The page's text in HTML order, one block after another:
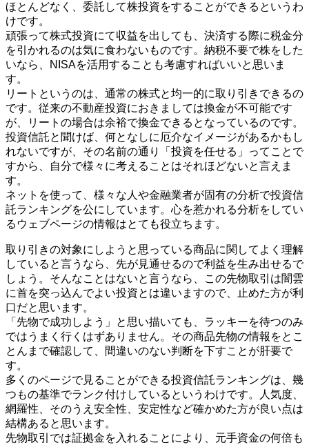
ほとんどなく、委託して株投資をすることができるというわ
けです。
頑張って株式投資にて収益を出しても、決済する際に税金分
を引かれるのは気に食わないものです。納税不要で株をした
いなら、NISAを活用することも考慮すればいいと思いま
す。
リートというのは、通常の株式と均一的に取り引きできるの
です。従来の不動産投資におきましては換金が不可能です
が、リートの場合は余裕で換金できるとなっているのです。
投資信託と聞けば、何となしに厄介なイメージがあるかもし
れないですが、その名前の通り「投資を任せる」ってことで
すから、自分で様々に考えることはそれほどないと言えま
す。
ネットを使って、様々な人や金融業者が固有の分析で投資信
託ランキングを公にしています。心を惹かれる分析をしてい
るウェブページの情報はとても役立ちます。
取り引きの対象にしようと思っている商品に関してよく理解
していると言うなら、先が見通せるので利益を生み出せるで
しょう。そんなことはないと言うなら、この先物取引は闇雲
に首を突っ込んでよい投資とは違いますので、止めた方が利
口だと思います。
「先物で成功しよう」と思い描いても、ラッキーを待つのみ
ではうまく行くはずありません。その商品先物の情報をとこ
とんまで確認して、間違いのない判断を下すことが肝要で
す。
多くのページで見ることができる投資信託ランキングは、幾
つもの基準でランク付けしているというわけです。人気度、
網羅性、そのうえ安全性、安定性など確かめた方が良い点は
結構あると思います。
先物取引では証拠金を入れることにより、元手資金の何倍も